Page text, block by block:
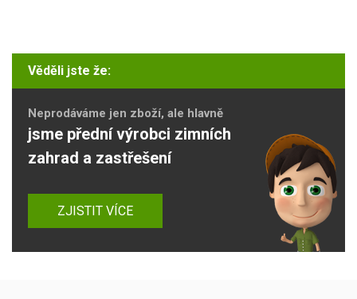
Věděli jste že:
Neprodáváme jen zboží, ale hlavně
jsme přední výrobci zimních
zahrad a zastřešení
ZJISTIT VÍCE